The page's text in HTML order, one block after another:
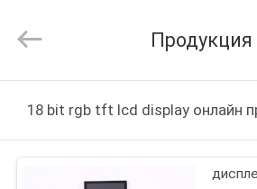
ПРОДУКТЫ
Optoelectronic
Rights
Продукция
18 bit rgb tft lcd display онлайн